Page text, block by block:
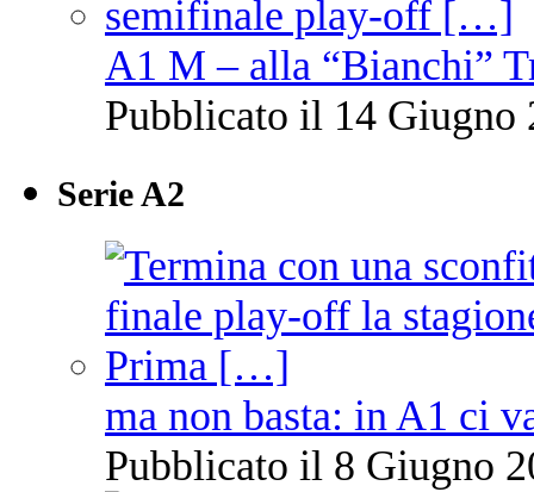
A1 M – alla “Bianchi”
Pubblicato il 14 Giugno
Serie A2
ma non basta: in A1 ci
Pubblicato il 8 Giugno